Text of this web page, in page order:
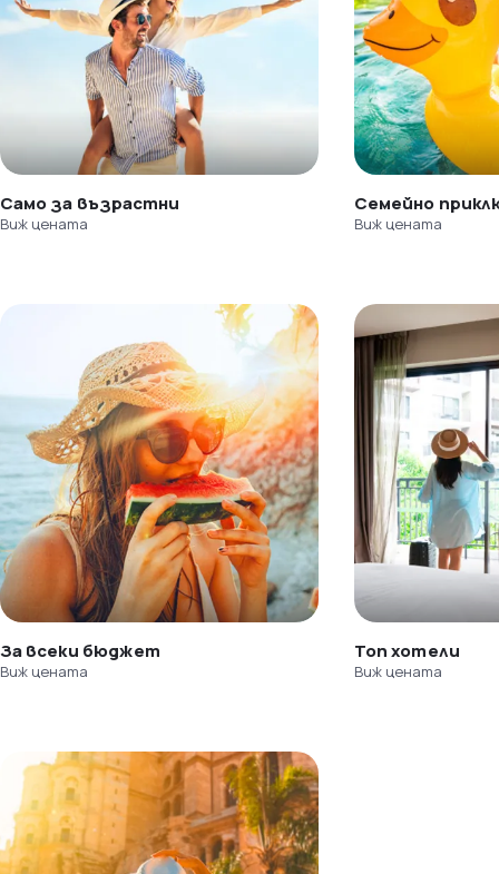
Само за възрастни
Виж цената
Семейно
Виж цената
За всеки бюджет
Виж цената
Топ хотели
Виж цената